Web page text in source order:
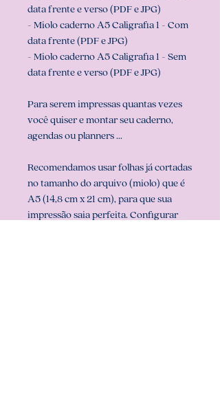
data frente e verso (PDF e JPG)
- Miolo caderno A5 Caligrafia 1 - Com
data frente (PDF e JPG)
- Miolo caderno A5 Caligrafia 1 - Sem
data frente e verso (PDF e JPG)
Para serem impressas quantas vezes
você quiser e montar seu caderno,
agendas ou planners ...
Recomendamos usar folhas já cortadas
no tamanho do arquivo (miolo) que é
A5 (14,8 cm x 21 cm), para que sua
impressão saia perfeita. Configurar